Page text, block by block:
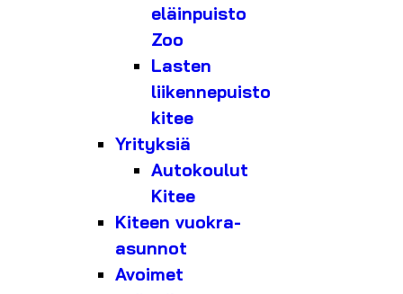
eläinpuisto
Zoo
Lasten
liikennepuisto
kitee
Yrityksiä
Autokoulut
Kitee
Kiteen vuokra-
asunnot
Avoimet